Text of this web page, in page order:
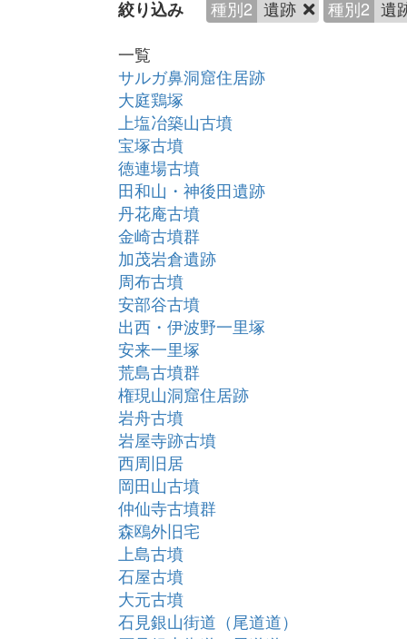
絞り込み 種別2 遺跡 種別2 遺
一覧
サルガ鼻洞窟住居跡
大庭鶏塚
上塩冶築山古墳
宝塚古墳
徳連場古墳
田和山・神後田遺跡
丹花庵古墳
金崎古墳群
加茂岩倉遺跡
周布古墳
安部谷古墳
出西・伊波野一里塚
安来一里塚
荒島古墳群
権現山洞窟住居跡
岩舟古墳
岩屋寺跡古墳
西周旧居
岡田山古墳
仲仙寺古墳群
森鴎外旧宅
上島古墳
石屋古墳
大元古墳
石見銀山街道（尾道道）